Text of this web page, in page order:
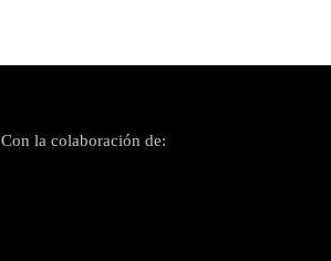
Con la colaboración de: